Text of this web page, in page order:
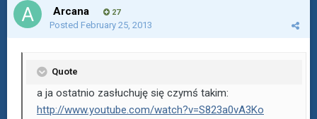
Arcana 27
Posted February 25, 2013
Quote
a ja ostatnio zasłuchuję się czymś takim:
http://www.youtube.com/watch?v=S823a0vA3Ko